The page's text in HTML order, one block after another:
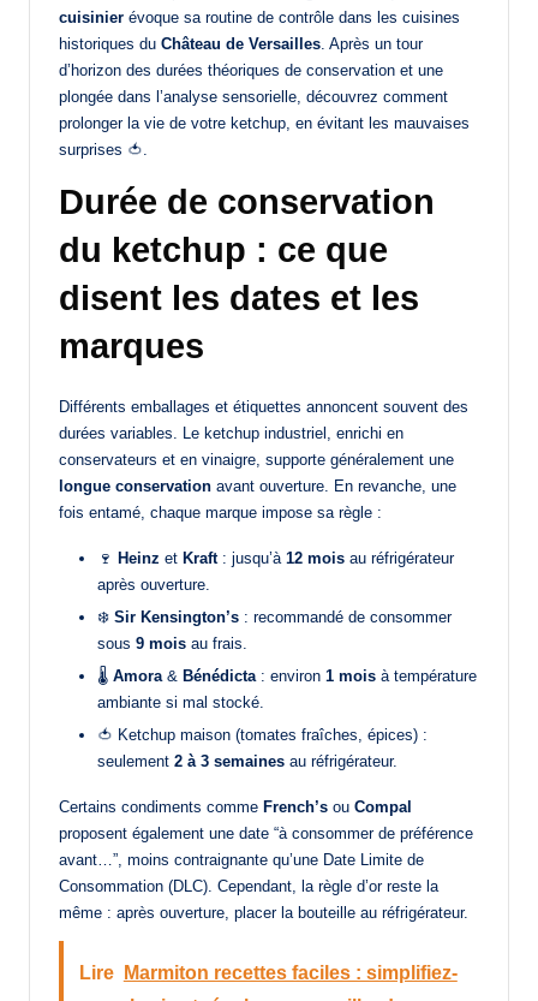
cuisinier évoque sa routine de contrôle dans les cuisines
historiques du Château de Versailles. Après un tour
d’horizon des durées théoriques de conservation et une
plongée dans l’analyse sensorielle, découvrez comment
prolonger la vie de votre ketchup, en évitant les mauvaises
surprises 🍅.
Durée de conservation
du ketchup : ce que
disent les dates et les
marques
Différents emballages et étiquettes annoncent souvent des
durées variables. Le ketchup industriel, enrichi en
conservateurs et en vinaigre, supporte généralement une
longue conservation avant ouverture. En revanche, une
fois entamé, chaque marque impose sa règle :
🍷 Heinz et Kraft: jusqu’à 12 mois au réfrigérateur
après ouverture.
❄️ Sir Kensington’s : recommandé de consommer
sous 9 mois au frais.
🌡️ Amora& Bénédicta: environ 1 mois à température
ambiante si mal stocké.
🍅 Ketchup maison (tomates fraîches, épices) :
seulement 2 à 3 semaines au réfrigérateur.
Certains condiments comme French’s ou Compal
proposent également une date “à consommer de préférence
avant…”, moins contraignante qu’une Date Limite de
Consommation (DLC). Cependant, la règle d’or reste la
même : après ouverture, placer la bouteille au réfrigérateur.
Lire
Marmiton recettes faciles : simplifiez-